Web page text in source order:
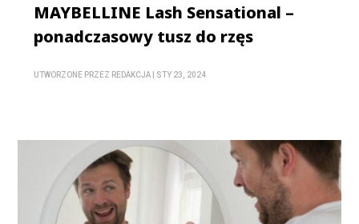
MAYBELLINE Lash Sensational –
ponadczasowy tusz do rzęs
UTWORZONE PRZEZ REDAKCJA STY 23, 2024